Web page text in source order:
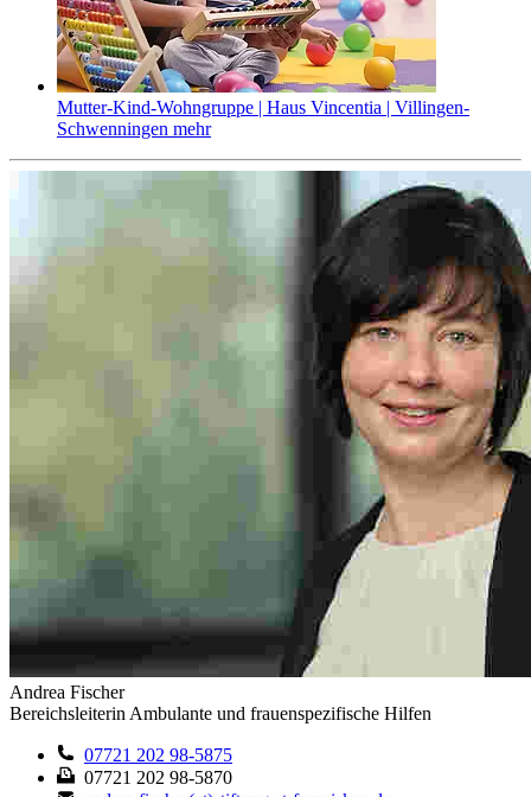
Mutter-Kind-Wohngruppe | Haus Vincentia | Villingen-
Schwenningen mehr
Andrea Fischer
Bereichsleiterin Ambulante und frauenspezifische Hilfen
07721 202 98-5875
07721 202 98-5870